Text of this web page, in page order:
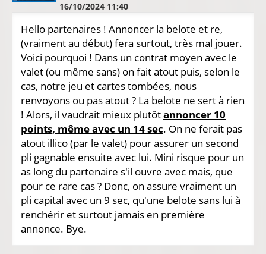
16/10/2024 11:40
Hello partenaires ! Annoncer la belote et re,
(vraiment au début) fera surtout, très mal jouer.
Voici pourquoi ! Dans un contrat moyen avec le
valet (ou même sans) on fait atout puis, selon le
cas, notre jeu et cartes tombées, nous
renvoyons ou pas atout ? La belote ne sert à rien
! Alors, il vaudrait mieux plutôtannoncer 10
points, même avec un 14 sec. On ne ferait pas
atout illico (par le valet) pour assurer un second
pli gagnable ensuite avec lui. Mini risque pour un
as long du partenaire s'il ouvre avec mais, que
pour ce rare cas ? Donc, on assure vraiment un
pli capital avec un 9 sec, qu'une belote sans lui à
renchérir et surtout jamais en première
annonce. Bye.